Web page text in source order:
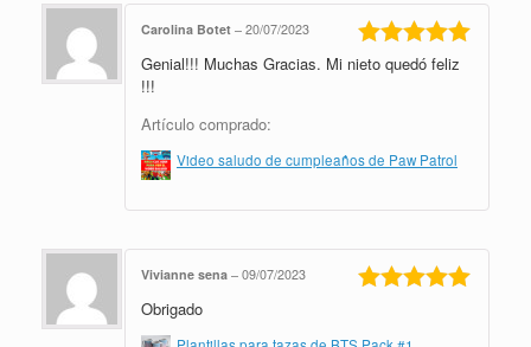
Valorado en
Carolina Botet – 20/07/2023
Genial!!! Muchas Gracias. Mi nieto quedó feliz
!!!
Artículo comprado:
Video saludo de cumpleaños de Paw Patrol
Vivianne sena – 09/07/2023
Obrigado